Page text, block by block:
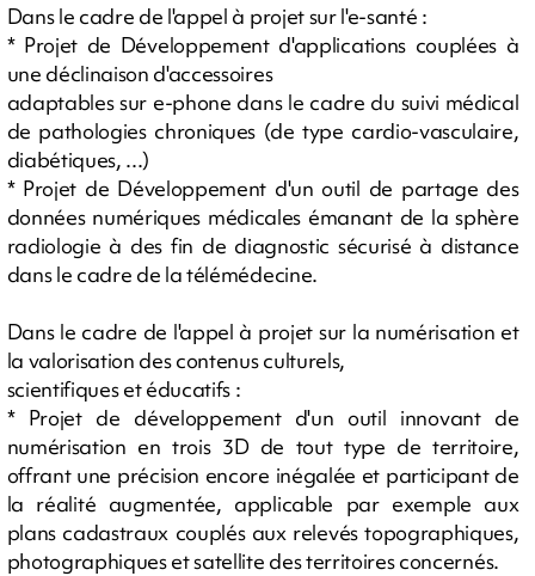
Dans le cadre de l'appel à projet sur l'e-santé :
* Projet de Développement d'applications couplées à
une déclinaison d'accessoires
adaptables sur e-phone dans le cadre du suivi médical
de pathologies chroniques (de type cardio-vasculaire,
diabétiques, ...)
* Projet de Développement d'un outil de partage des
données numériques médicales émanant de la sphère
radiologie à des fin de diagnostic sécurisé à distance
dans le cadre de la télémédecine.
Dans le cadre de l'appel à projet sur la numérisation et
la valorisation des contenus culturels,
scientifiques et éducatifs :
* Projet de développement d'un outil innovant de
numérisation en trois 3D de tout type de territoire,
offrant une précision encore inégalée et participant de
la réalité augmentée, applicable par exemple aux
plans cadastraux couplés aux relevés topographiques,
photographiques et satellite des territoires concernés.